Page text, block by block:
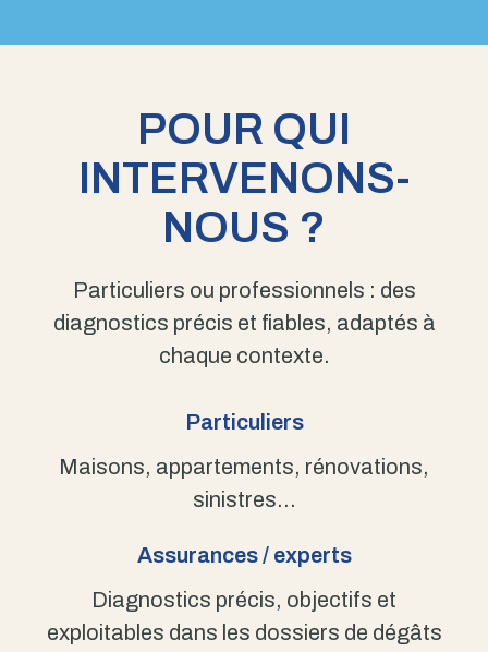
POUR QUI
INTERVENONS-
NOUS ?
Particuliers ou professionnels : des
diagnostics précis et fiables, adaptés à
chaque contexte.
Particuliers
Maisons, appartements, rénovations,
sinistres…
Assurances / experts
Diagnostics précis, objectifs et
exploitables dans les dossiers de dégâts